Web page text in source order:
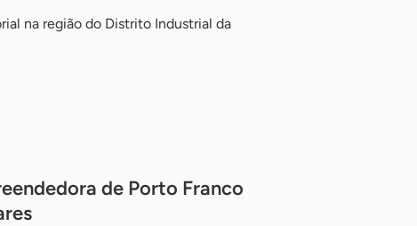
na região do Distrito Industrial da
de Porto Franco